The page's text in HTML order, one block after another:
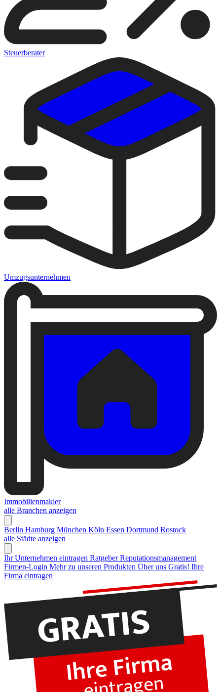
Steuerberater
Umzugsunternehmen
Immobilienmakler
alle Branchen anzeigen
Berlin Hamburg München Köln Essen Dortmund Rostock
alle Städte anzeigen
Ihr Unternehmen eintragen Ratgeber Reputationsmanagement
Firmen-Login Mehr zu unseren Produkten Über uns Gratis! Ihre
Firma eintragen